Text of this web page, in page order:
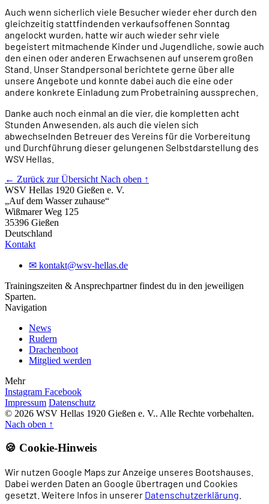
Auch wenn sicherlich viele Besucher wieder eher durch den
gleichzeitig stattfindenden verkaufsoffenen Sonntag
angelockt wurden, hatte wir auch wieder sehr viele
begeistert mitmachende Kinder und Jugendliche, sowie auch
den einen oder anderen Erwachsenen auf unserem großen
Stand. Unser Standpersonal berichtete gerne über alle
unsere Angebote und konnte dabei auch die eine oder
andere konkrete Einladung zum Probetraining aussprechen.
Danke auch noch einmal an die vier, die kompletten acht
Stunden Anwesenden, als auch die vielen sich
abwechselnden Betreuer des Vereins für die Vorbereitung
und Durchführung dieser gelungenen Selbstdarstellung des
WSV Hellas.
← Zurück zur Übersicht Nach oben ↑
WSV Hellas 1920 Gießen e. V.
„Auf dem Wasser zuhause“
Wißmarer Weg 125
35396 Gießen
Deutschland
Kontakt
✉ kontakt@wsv-hellas.de
Trainingszeiten & Ansprechpartner findest du in den jeweiligen
Sparten.
Navigation
News
Rudern
Drachenboot
Mitglied werden
Mehr
Instagram Facebook
Impressum Datenschutz
© 2026 WSV Hellas 1920 Gießen e. V.. Alle Rechte vorbehalten.
Nach oben ↑
🍪 Cookie-Hinweis
Wir nutzen Google Maps zur Anzeige unseres Bootshauses.
Dabei werden Daten an Google übertragen und Cookies
gesetzt. Weitere Infos in unserer Datenschutzerklärung